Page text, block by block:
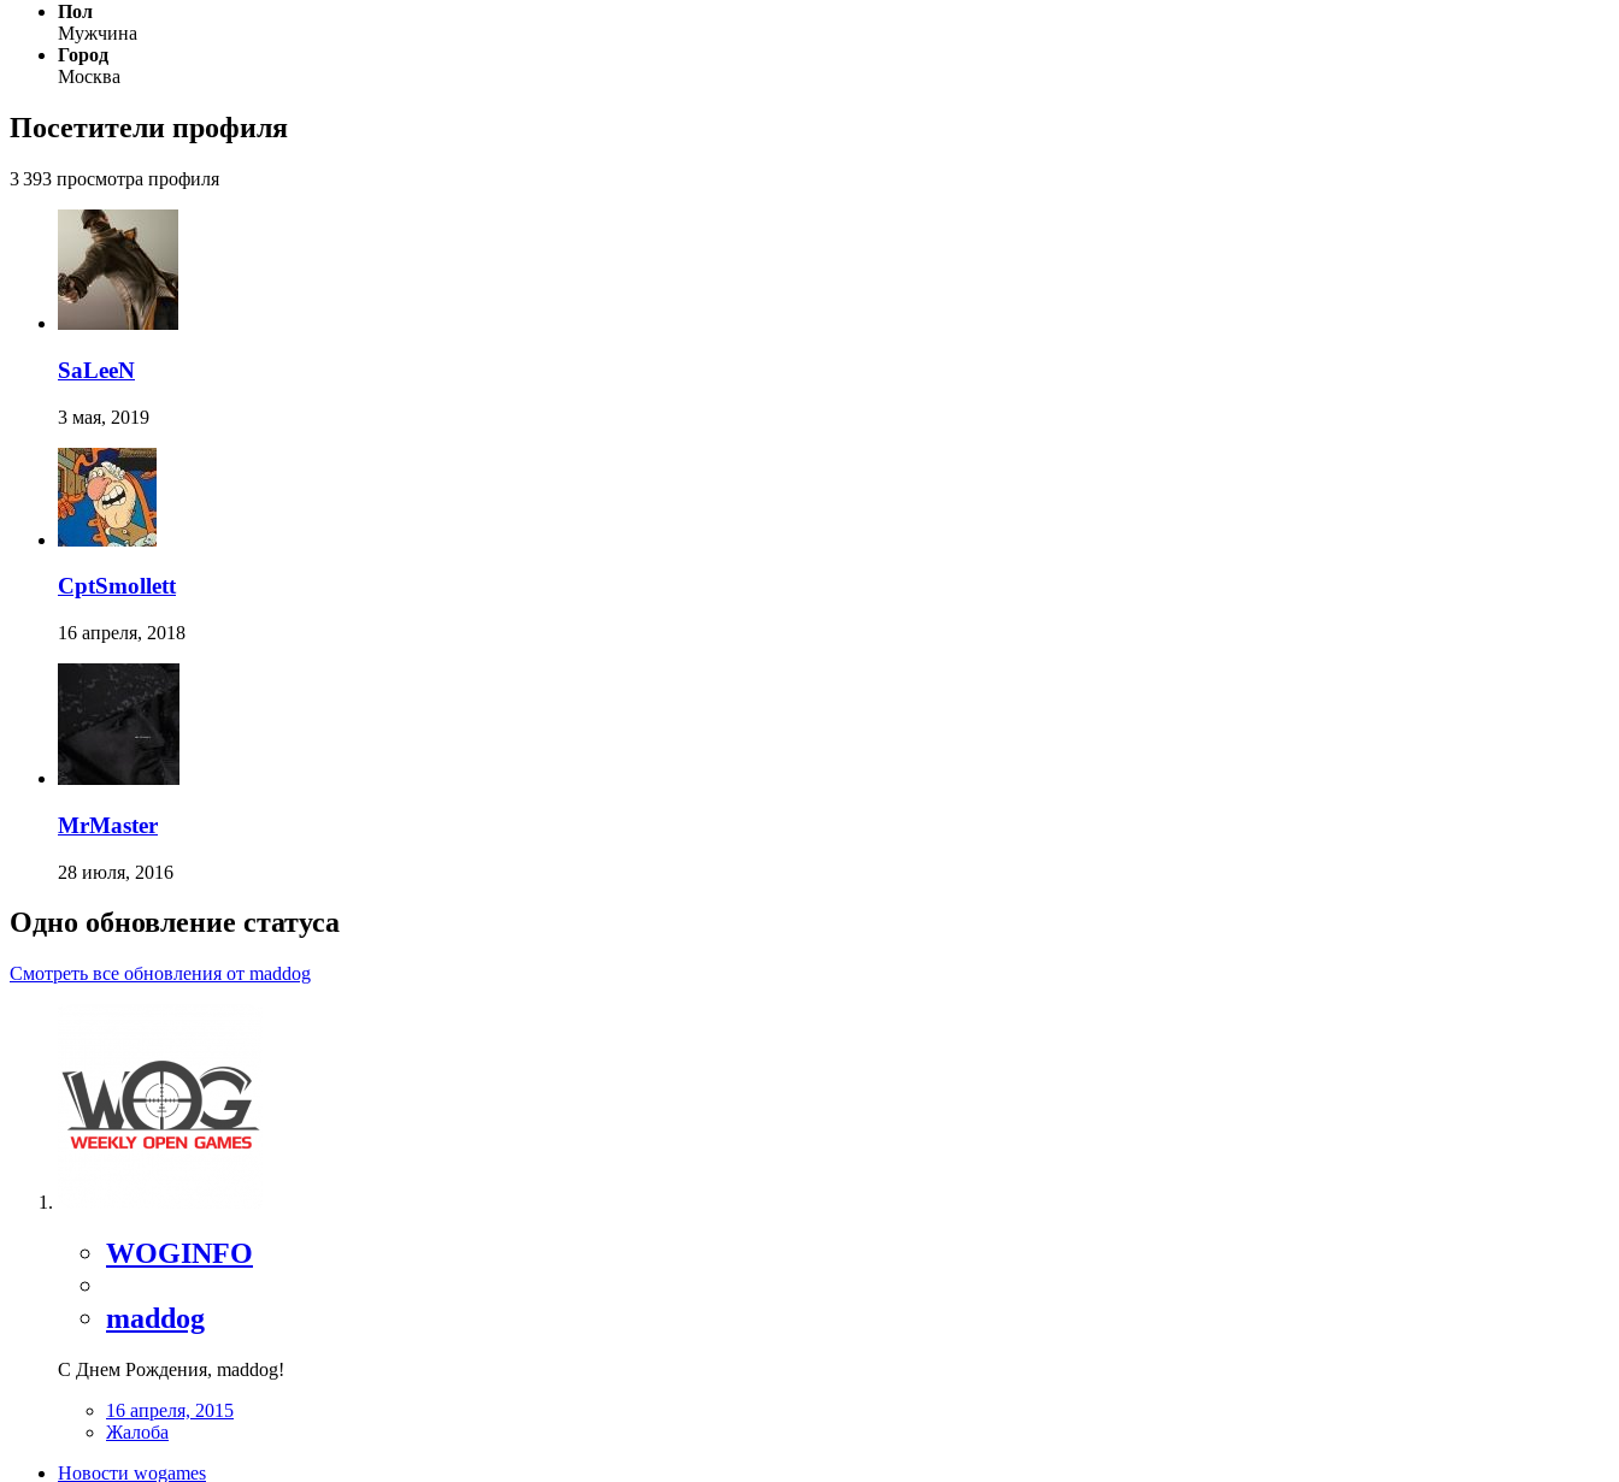
Пол
Мужчина
Город
Москва
Посетители профиля
3 393 просмотра профиля
SaLeeN
3 мая, 2019
CptSmollett
16 апреля, 2018
MrMaster
28 июля, 2016
Одно обновление статуса
Смотреть все обновления от maddog
WOGINFO
maddog
С Днем Рождения, maddog!
16 апреля, 2015
Жалоба
Новости wogames